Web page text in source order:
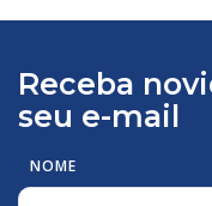
Receba
seu e-mail
NOME